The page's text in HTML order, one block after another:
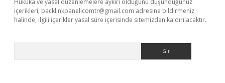
Hukuka ve yasal düzenlemelere aykırı olduğunu düşündüğünüz
içerikleri, backlinkpanelicomtr@gmail.com adresine bildirmeniz
halinde, ilgili içerikler yasal süre içerisinde sitemizden kaldırılacaktır.